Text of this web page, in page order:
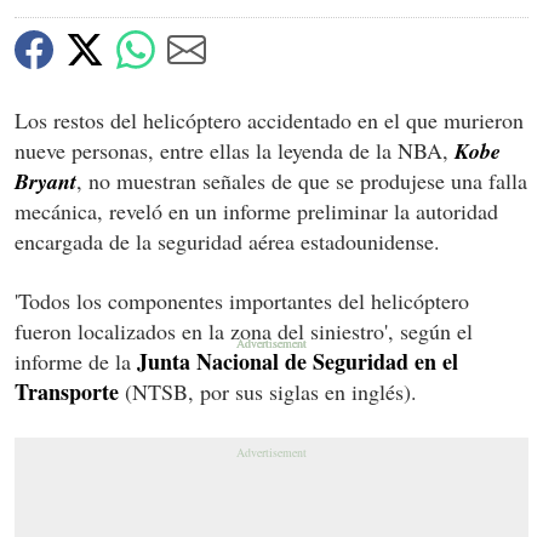
seconds
Los restos del helicóptero accidentado en el que murieron
nueve personas, entre ellas la leyenda de la NBA, Kobe
Bryant, no muestran señales de que se produjese una falla
mecánica, reveló en un informe preliminar la autoridad
encargada de la seguridad aérea estadounidense.
'Todos los componentes importantes del helicóptero
fueron localizados en la zona del siniestro', según el
informe de la Junta Nacional de Seguridad en el
Transporte (NTSB, por sus siglas en inglés).